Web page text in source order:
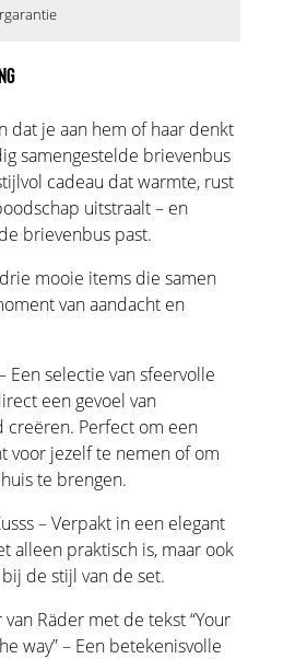
dat je aan hem of haar denkt
samengestelde brievenbus
cadeau dat warmte, rust
uitstraalt – en
brievenbus past.
mooie items die samen
van aandacht en
Een selectie van sfeervolle
een gevoel van
creëren. Perfect om een
voor jezelf te nemen of om
te brengen.
– Verpakt in een elegant
alleen praktisch is, maar ook
de stijl van de set.
Räder met de tekst “Your
way” – Een betekenisvolle